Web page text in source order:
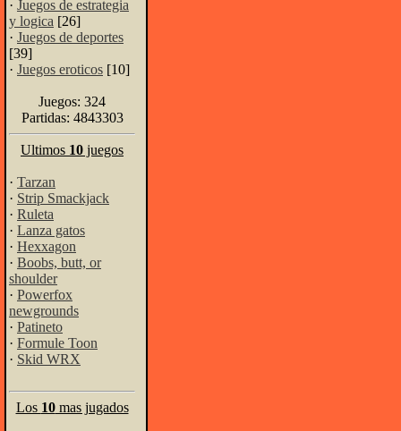
· Juegos de estrategia
y logica [26]
· Juegos de deportes
[39]
· Juegos eroticos [10]
Juegos: 324
Partidas: 4843303
Ultimos 10 juegos
· Tarzan
· Strip Smackjack
· Ruleta
· Lanza gatos
· Hexxagon
· Boobs, butt, or
shoulder
· Powerfox
newgrounds
· Patineto
· Formule Toon
· Skid WRX
Los 10mas jugados